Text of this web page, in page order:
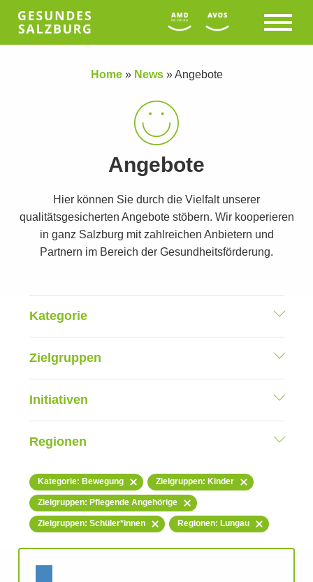
Home» News»Angebote
Angebote
Hier können Sie durch die Vielfalt unserer
qualitätsgesicherten Angebote stöbern. Wir kooperieren
in ganz Salzburg mit zahlreichen Anbietern und
Partnern im Bereich der Gesundheitsförderung.
Kategorie
Zielgruppen
Initiativen
Regionen
Kategorie: Bewegung Zielgruppen: Kinder
Zielgruppen: Pflegende Angehörige
Zielgruppen: Schüler*innen Regionen: Lungau